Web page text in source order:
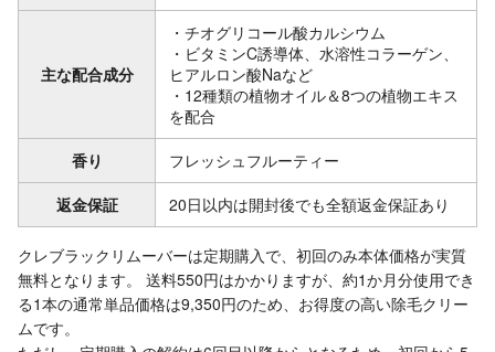
主な配合成分
・チオグリコール酸カルシウム
・ビタミンC誘導体、水溶性コラーゲン、
ヒアルロン酸Naなど
・12種類の植物オイル＆8つの植物エキス
を配合
香り
フレッシュフルーティー
返金保証
20日以内は開封後でも全額返金保証あり
クレブラックリムーバーは定期購入で、初回のみ本体価格が実質
無料となります。 送料550円はかかりますが、約1か月分使用でき
る1本の通常単品価格は9,350円のため、お得度の高い除毛クリー
ムです。